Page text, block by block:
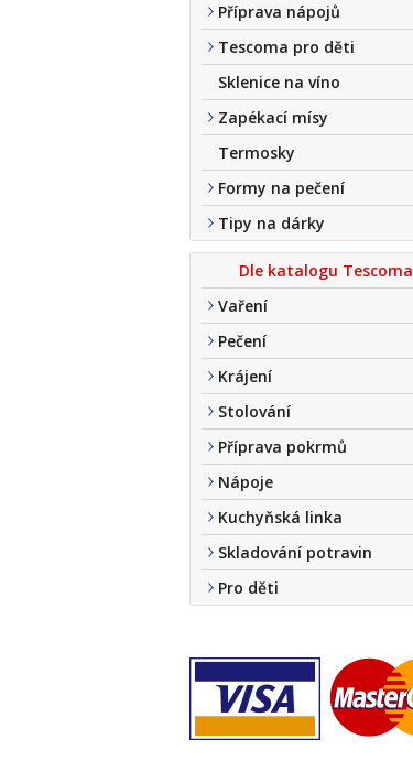
Příprava nápojů
Tescoma pro děti
Sklenice na víno
Zapékací mísy
Termosky
Formy na pečení
Tipy na dárky
Dle katalogu Tescoma
Vaření
Pečení
Krájení
Stolování
Příprava pokrmů
Nápoje
Kuchyňská linka
Skladování potravin
Pro děti